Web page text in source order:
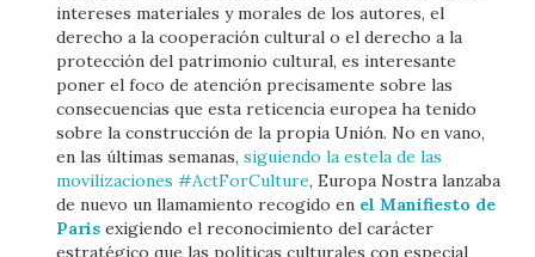
intereses materiales y morales de los autores, el
derecho a la cooperación cultural o el derecho a la
protección del patrimonio cultural, es interesante
poner el foco de atención precisamente sobre las
consecuencias que esta reticencia europea ha tenido
sobre la construcción de la propia Unión. No en vano,
en las últimas semanas,siguiendo la estela de las
movilizaciones #ActForCulture, Europa Nostra lanzaba
de nuevo un llamamiento recogido en el Manifiesto de
Paris exigiendo el reconocimiento del carácter
estratégico que las políticas culturales con especial